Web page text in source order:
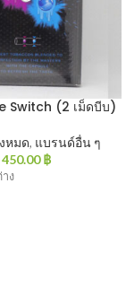
Switch (2 เม็ดบีบ)
หมด, แบรนด์อื่น ๆ
450.00฿
ง